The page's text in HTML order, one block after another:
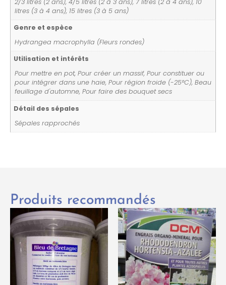
litres (3 à 4 ans), 15 litres (3 à 5 ans)
Genre et espèce
Hydrangea macrophylla (Fleurs rondes)
Utilisation et intérêts
Pour mettre en pot, Pour créer un massif, Pour constituer ou
pour intégrer dans une haie, Pour région froide (-25°C), Beau
feuillage d'automne, Pour faire des bouquet secs
Détail des sépales
Sépales rapprochés
Produits recommandés